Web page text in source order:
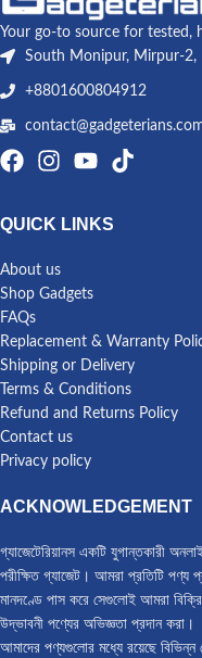
Your go-to source for tested,
South Monipur, Mirpur-2,
+8801600804912
QUICK LINKS
About us
Shop Gadgets
FAQs
Replacement & Warranty
Shipping or Delivery
Terms & Conditions
Refund and Returns Policy
Contact us
Privacy policy
ACKNOWLEDGEMENT
গ্যাজেটেরিয়ানস একটি যুগান্তকারী
পরীক্ষিত গ্যাজেট। আমরা প্রতিটি পণ্য
মানদণ্ডে পাস করে সেগুলোই আমরা
উদ্ভাবনী পণ্যের অভিজ্ঞতা প্রদান করা।
আমাদের পণ্যগুলোর মধ্যে রয়েছে বিভিন্ন